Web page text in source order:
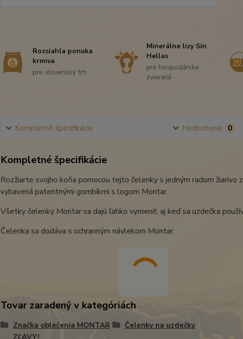
Rozsiahla ponuka
krmiva
pre slovenský trh
Minerálne lizy Sin
Hellas
pre hospodárske
zvieratá
Kompletné špecifikácie Hodnotenie 0
Kompletné špecifikácie
Rozžiarte svojho koňa pomocou tejto čelenky s jedným radom žiarivo
vybavená patentnými gombíkmi s logom Montar.
Všetky čelenky Montar sa dajú ľahko vymeniť, aj keď sa uzdečka
Čelenka sa dodáva s ochranným návlekom Montar.
Tovar zaradený v kategóriách
Značka oblečenia MONTAR
Čelenky na uzdečky